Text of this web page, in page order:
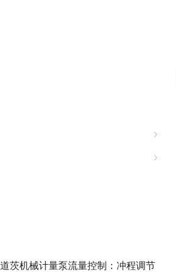
茨机械计量泵流量控制：冲程调节